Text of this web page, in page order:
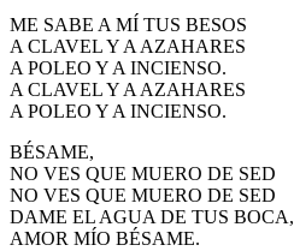
ME SABE A MÍ TUS BESOS
A CLAVEL Y A AZAHARES
A POLEO Y A INCIENSO.
A CLAVEL Y A AZAHARES
A POLEO Y A INCIENSO.
BÉSAME,
NO VES QUE MUERO DE SED
NO VES QUE MUERO DE SED
DAME EL AGUA DE TUS BOCA,
AMOR MÍO BÉSAME.